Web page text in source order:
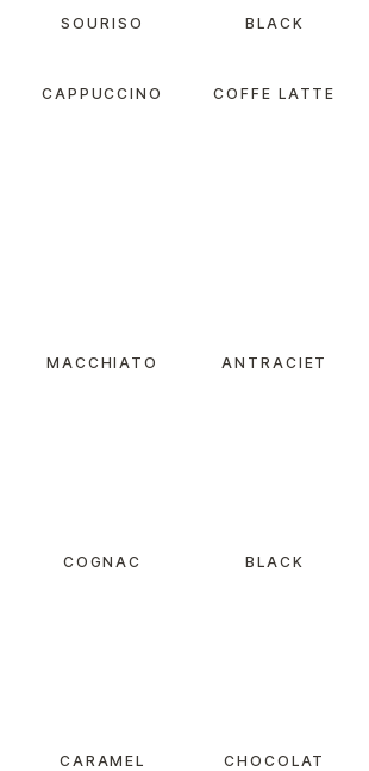
SOURISO BLACK
CAPPUCCINO COFFE LATTE
MACCHIATO ANTRACIET
COGNAC BLACK
CARAMEL CHOCOLAT